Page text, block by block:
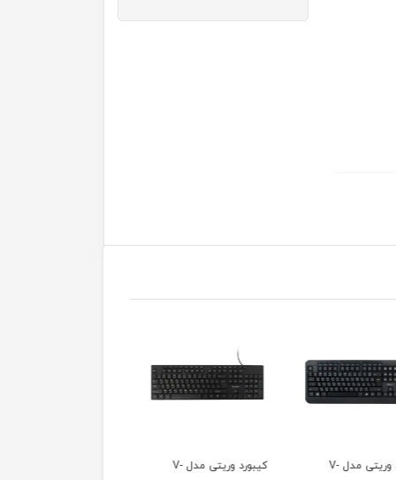
کیبورد وریتی مدل V-
کیبورد وریتی مدل V-